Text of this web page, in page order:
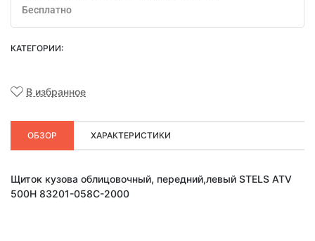
Бесплатно
КАТЕГОРИИ:
В избранное
ОБЗОР ХАРАКТЕРИСТИКИ
Щиток кузова облицовочный, передний,левый STELS ATV
500H 83201-058C-2000